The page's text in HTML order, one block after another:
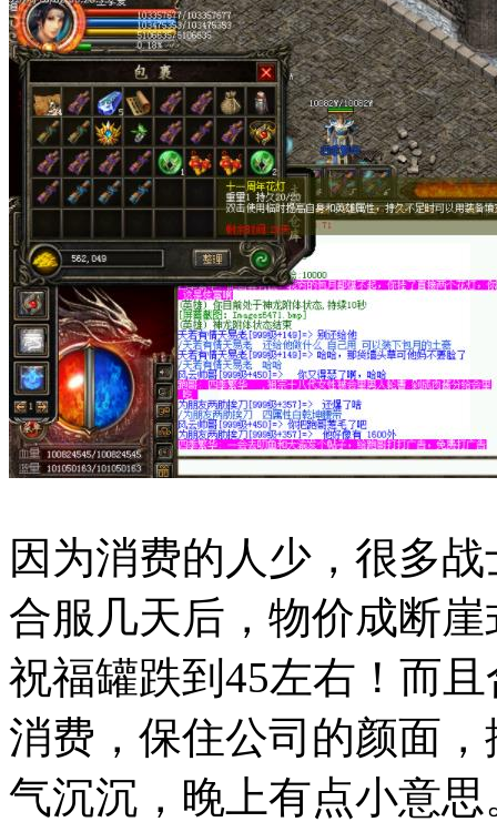
因为消费的人少，很多
合服几天后，物价成断
祝福罐跌到45左右！而
消费，保住公司的颜面
气沉沉，晚上有点小意